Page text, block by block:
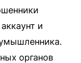
и
органов